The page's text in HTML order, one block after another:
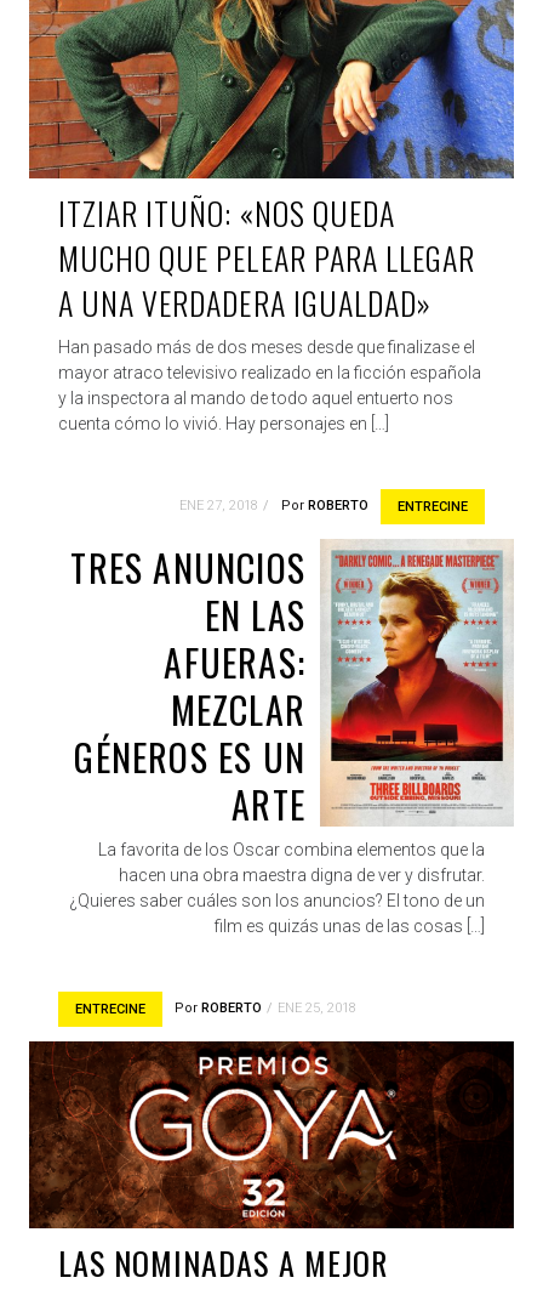
ITZIAR ITUÑO: «NOS QUEDA
MUCHO QUE PELEAR PARA LLEGAR
A UNA VERDADERA IGUALDAD»
Han pasado más de dos meses desde que finalizase el
mayor atraco televisivo realizado en la ficción española
y la inspectora al mando de todo aquel entuerto nos
cuenta cómo lo vivió. Hay personajes en […]
ENTRECINE
Por ROBERTO
ENE 27, 2018
TRES ANUNCIOS
EN LAS
AFUERAS:
MEZCLAR
GÉNEROS ES UN
ARTE
La favorita de los Oscar combina elementos que la
hacen una obra maestra digna de ver y disfrutar.
¿Quieres saber cuáles son los anuncios? El tono de un
film es quizás unas de las cosas […]
ENTRECINE Por ROBERTO ENE 25, 2018
LAS NOMINADAS A MEJOR